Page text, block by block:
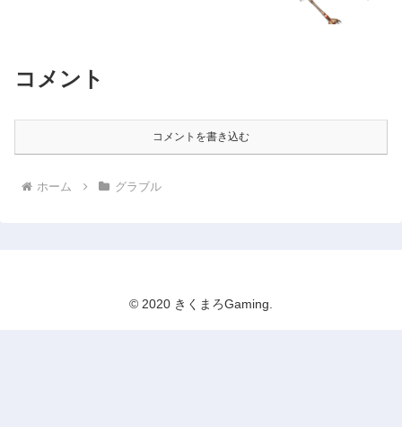
コメント
コメントを書き込む
ホーム グラブル
© 2020 きくまろGaming.